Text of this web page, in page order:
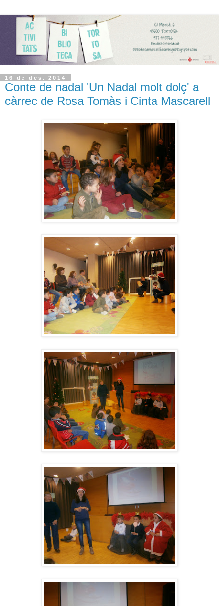
16 de des. 2014
Conte de nadal 'Un Nadal molt dolç' a
càrrec de Rosa Tomàs i Cinta Mascarell